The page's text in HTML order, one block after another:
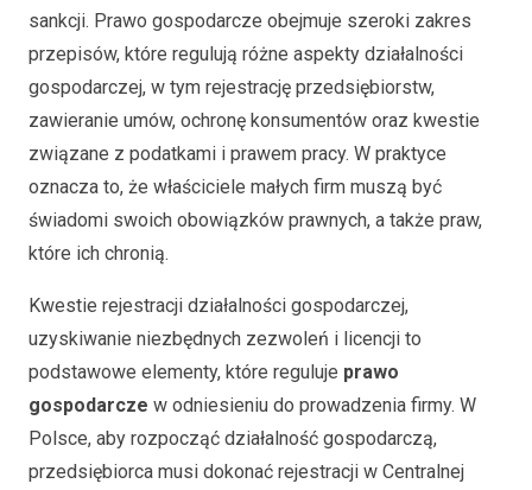
sankcji. Prawo gospodarcze obejmuje szeroki zakres
przepisów, które regulują różne aspekty działalności
gospodarczej, w tym rejestrację przedsiębiorstw,
zawieranie umów, ochronę konsumentów oraz kwestie
związane z podatkami i prawem pracy. W praktyce
oznacza to, że właściciele małych firm muszą być
świadomi swoich obowiązków prawnych, a także praw,
które ich chronią.
Kwestie rejestracji działalności gospodarczej,
uzyskiwanie niezbędnych zezwoleń i licencji to
podstawowe elementy, które reguluje prawo
gospodarcze w odniesieniu do prowadzenia firmy. W
Polsce, aby rozpocząć działalność gospodarczą,
przedsiębiorca musi dokonać rejestracji w Centralnej